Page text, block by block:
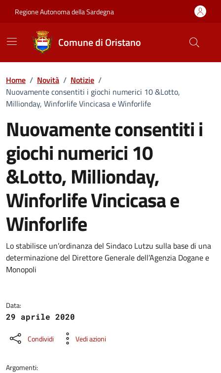
Regione Autonoma della Sardegna
Comune di Oristano
Home / Novità / Notizie /
Nuovamente consentiti i giochi numerici 10 &Lotto,
Millionday, Winforlife Vincicasa e Winforlife
Nuovamente consentiti i
giochi numerici 10
&Lotto, Millionday,
Winforlife Vincicasa e
Winforlife
Dettagli della notizia
Lo stabilisce un’ordinanza del Sindaco Lutzu sulla base di una
determinazione del Direttore Generale dell’Agenzia Dogane e
Monopoli
Data:
29 aprile 2020
Condividi Vedi azioni
Argomenti: